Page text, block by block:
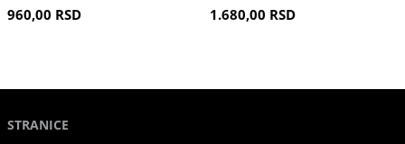
960,00 RSD 1.680,00 RSD
STRANICE